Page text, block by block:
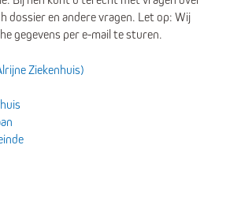
dossier en andere vragen. Let op: Wij
gegevens per e-mail te sturen.
Ziekenhuis)